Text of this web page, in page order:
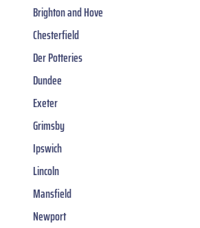
Brighton and Hove
Chesterfield
Der Potteries
Dundee
Exeter
Grimsby
Ipswich
Lincoln
Mansfield
Newport